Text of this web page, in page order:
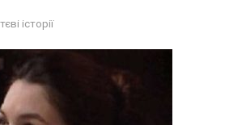
історії